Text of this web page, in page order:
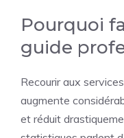
Pourquoi
guide
Recourir aux
augmente
et réduit